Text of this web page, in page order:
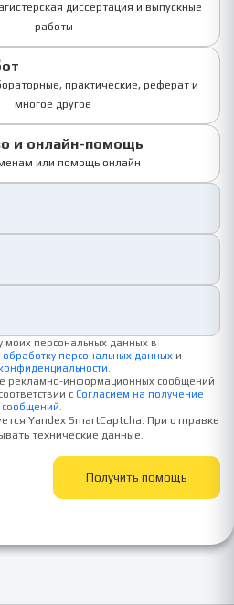
диссертация и выпускные
работы
практические, реферат и
многое другое
и онлайн-помощь
или помощь онлайн
моих персональных данных в
обработку персональных данных и
рекламно-информационных сообщений
с Согласием на получение
Yandex SmartCaptcha. При отправке
технические данные.
Получить помощь